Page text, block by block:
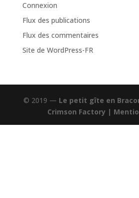
Connexion
Flux des publications
Flux des commentaires
Site de WordPress-FR
© 2019 — Le petit gîte en
Crimson Factory |